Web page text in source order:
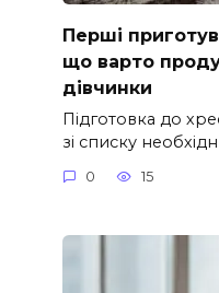
Перші
що варто
дівчинки
Підготовка до
зі списку
0 15